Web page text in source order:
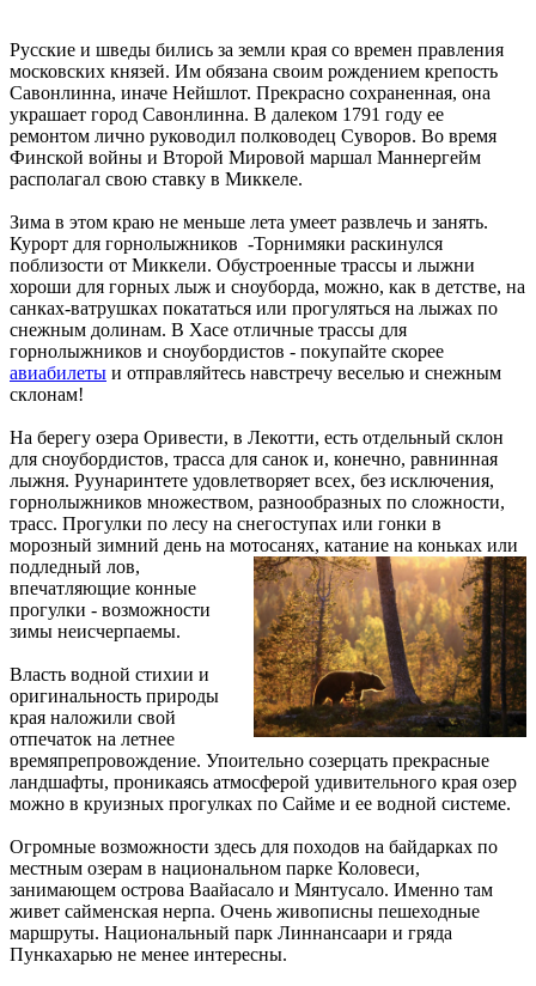
Русские и шведы бились за земли края со времен правления
московских князей. Им обязана своим рождением крепость
Савонлинна, иначе Нейшлот. Прекрасно сохраненная, она
украшает город Савонлинна. В далеком 1791 году ее
ремонтом лично руководил полководец Суворов. Во время
Финской войны и Второй Мировой маршал Маннергейм
располагал свою ставку в Миккеле.
Зима в этом краю не меньше лета умеет развлечь и занять.
Курорт для горнолыжников -Торнимяки раскинулся
поблизости от Миккели. Обустроенные трассы и лыжни
хороши для горных лыж и сноуборда, можно, как в детстве, на
санках-ватрушках покататься или прогуляться на лыжах по
снежным долинам. В Хасе отличные трассы для
горнолыжников и сноубордистов - покупайте скорее
авиабилеты и отправляйтесь навстречу веселью и снежным
склонам!
На берегу озера Оривести, в Лекотти, есть отдельный склон
для сноубордистов, трасса для санок и, конечно, равнинная
лыжня. Руунаринтете удовлетворяет всех, без исключения,
горнолыжников множеством, разнообразных по сложности,
трасс. Прогулки по лесу на снегоступах или гонки в
морозный зимний день на мотосанях, катание на коньках или
подледный лов,
впечатляющие конные
прогулки - возможности
зимы неисчерпаемы.
Власть водной стихии и
оригинальность природы
края наложили свой
отпечаток на летнее
времяпрепровождение. Упоительно созерцать прекрасные
ландшафты, проникаясь атмосферой удивительного края озер
можно в круизных прогулках по Сайме и ее водной системе.
Огромные возможности здесь для походов на байдарках по
местным озерам в национальном парке Коловеси,
занимающем острова Ваайасало и Мянтусало. Именно там
живет сайменская нерпа. Очень живописны пешеходные
маршруты. Национальный парк Линнансаари и гряда
Пункахарью не менее интересны.